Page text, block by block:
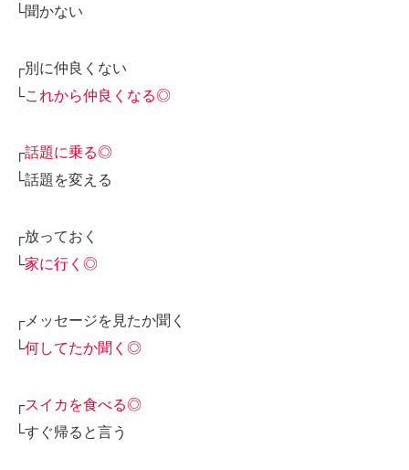
└聞かない
┌別に仲良くない
└これから仲良くなる◎
┌話題に乗る◎
└話題を変える
┌放っておく
└家に行く◎
┌メッセージを見たか聞く
└何してたか聞く◎
┌スイカを食べる◎
└すぐ帰ると言う